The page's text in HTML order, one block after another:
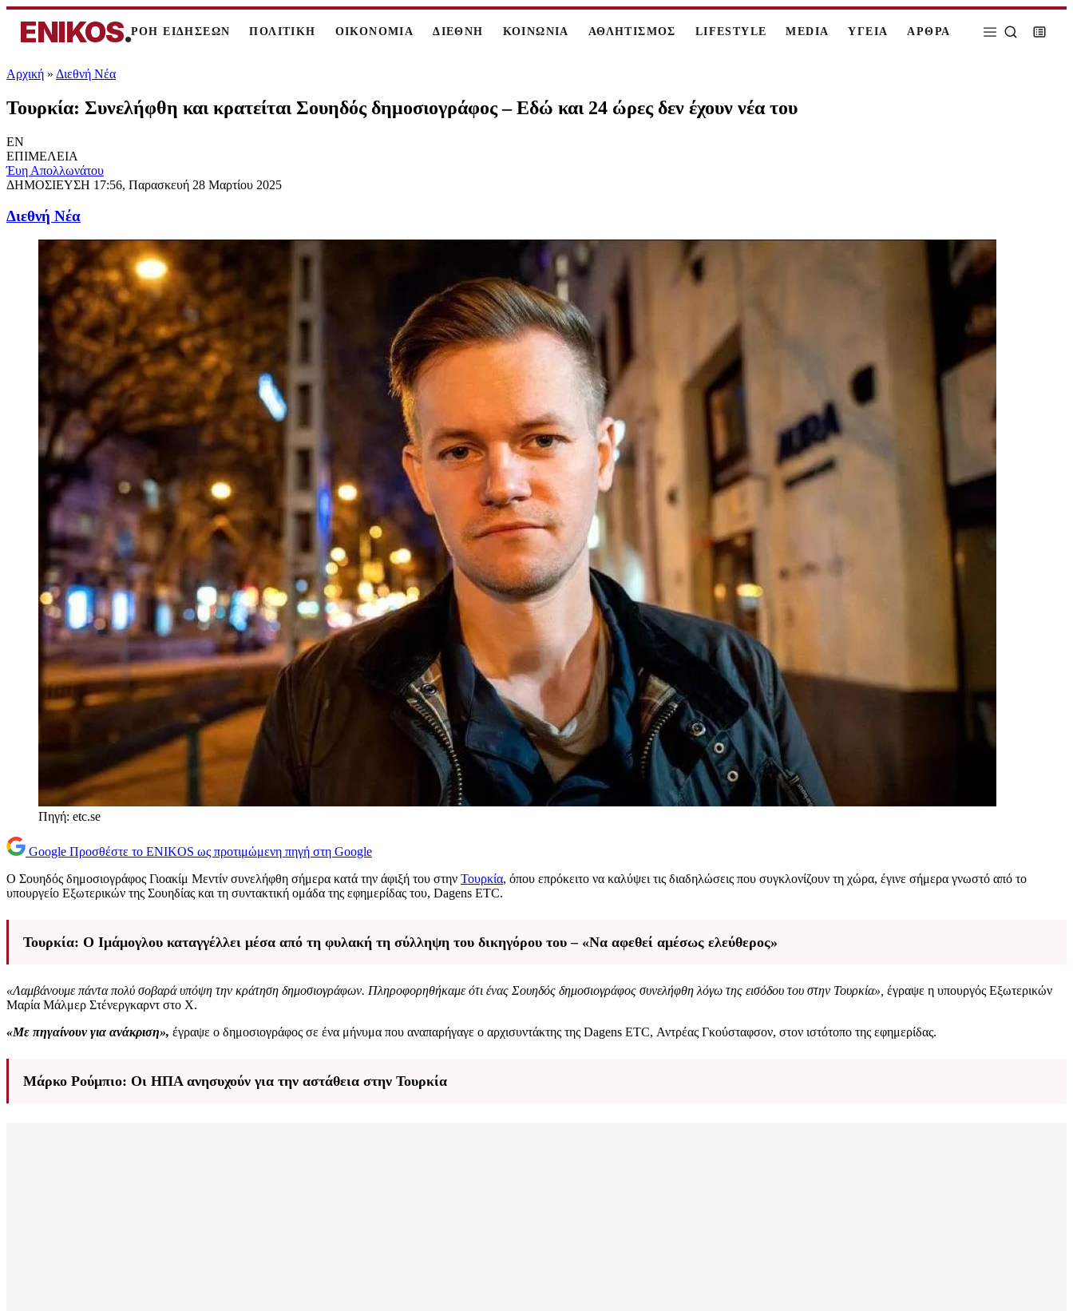
ENIKOS.ΡΟΗ ΕΙΔΗΣΕΩΝ ΠΟΛΙΤΙΚΗ ΟΙΚΟΝΟΜΙΑ ΔΙΕΘΝΗ ΚΟΙΝΩΝΙΑ ΑΘΛΗΤΙΣΜΟΣ LIFESTYLE MEDIA ΥΓΕΙΑ ΑΡΘΡΑ
Αρχική » Διεθνή Νέα
Τουρκία: Συνελήφθη και κρατείται Σουηδός δημοσιογράφος – Εδώ και 24 ώρες δεν έχουν νέα του
EN
ΕΠΙΜΕΛΕΙΑ
Έυη Απολλωνάτου
ΔΗΜΟΣΙΕΥΣΗ 17:56, Παρασκευή 28 Μαρτίου 2025
Διεθνή Νέα
Πηγή: etc.se
Google Προσθέστε το ENIKOS ως προτιμώμενη πηγή στη Google
Ο Σουηδός δημοσιογράφος Γιοακίμ Μεντίν συνελήφθη σήμερα κατά την άφιξή του στην Τουρκία, όπου επρόκειτο να καλύψει τις διαδηλώσεις που συγκλονίζουν τη χώρα, έγινε σήμερα γνωστό από το
υπουργείο Εξωτερικών της Σουηδίας και τη συντακτική ομάδα της εφημερίδας του, Dagens ETC.
Τουρκία: Ο Ιμάμογλου καταγγέλλει μέσα από τη φυλακή τη σύλληψη του δικηγόρου του – «Να αφεθεί αμέσως ελεύθερος»
«Λαμβάνουμε πάντα πολύ σοβαρά υπόψη την κράτηση δημοσιογράφων. Πληροφορηθήκαμε ότι ένας Σουηδός δημοσιογράφος συνελήφθη λόγω της εισόδου του στην Τουρκία», έγραψε η υπουργός Εξωτερικών
Μαρία Μάλμερ Στένεργκαρντ στο Χ.
«Με πηγαίνουν για ανάκριση», έγραψε ο δημοσιογράφος σε ένα μήνυμα που αναπαρήγαγε ο αρχισυντάκτης της Dagens ETC, Αντρέας Γκούσταφσον, στον ιστότοπο της εφημερίδας.
Μάρκο Ρούμπιο: Οι ΗΠΑ ανησυχούν για την αστάθεια στην Τουρκία